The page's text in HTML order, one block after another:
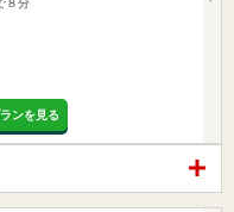
８分
ンを見る